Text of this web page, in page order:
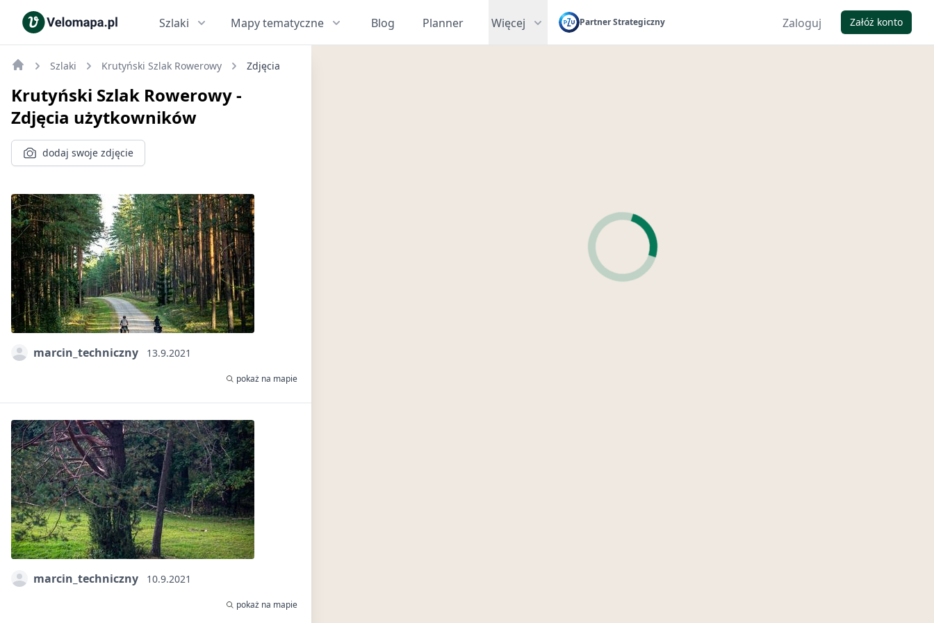
Szlaki Mapy tematyczne Blog Planner Więcej Partner Strategiczny Zaloguj Załóż konto
Szlaki Krutyński Szlak Rowerowy Zdjęcia
Krutyński Szlak Rowerowy-
Zdjęcia użytkowników
dodaj swoje zdjęcie
marcin_techniczny 13.9.2021
pokaż na mapie
marcin_techniczny 10.9.2021
pokaż na mapie